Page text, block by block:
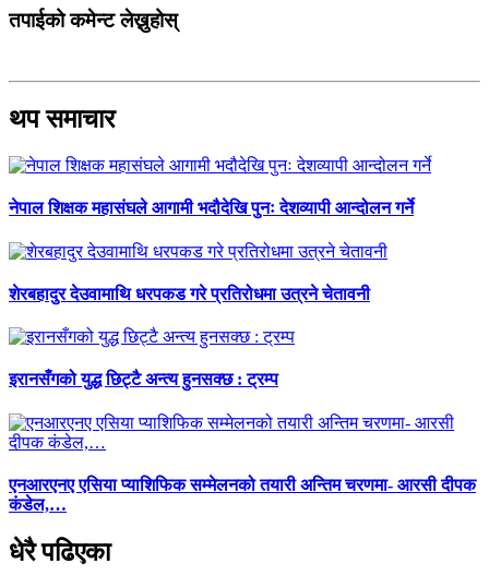
तपाईको कमेन्ट लेख्नुहोस्
थप समाचार
नेपाल शिक्षक महासंघले आगामी भदौदेखि पुनः देशव्यापी आन्दोलन गर्ने
शेरबहादुर देउवामाथि धरपकड गरे प्रतिरोधमा उत्रने चेतावनी
इरानसँगको युद्ध छिट्टै अन्त्य हुनसक्छ : ट्रम्प
एनआरएनए एसिया प्याशिफिक सम्मेलनको तयारी अन्तिम चरणमा- आरसी दीपक
कंडेल,…
धेरै पढिएका